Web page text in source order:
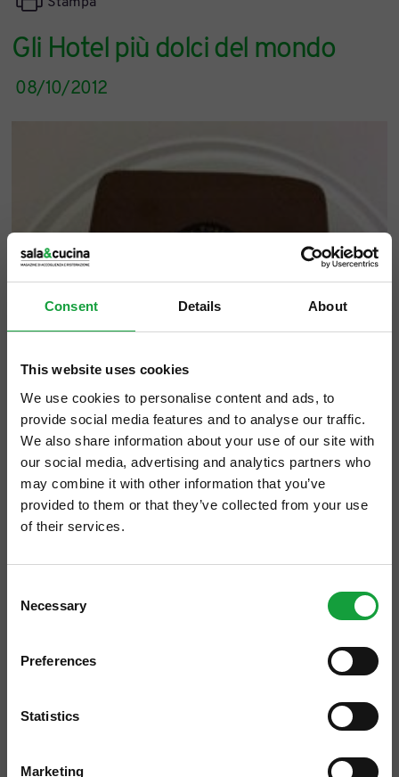
Consent Details About
This website uses cookies
We use cookies to personalise content and ads, to
provide social media features and to analyse our traffic.
We also share information about your use of our site with
our social media, advertising and analytics partners who
may combine it with other information that you’ve
provided to them or that they’ve collected from your use
of their services.
Selection
Necessary
Preferences
Statistics
Marketing
Gli Hotel più dolci del mondo
08/10/2012
Scrivi di Sacher e ti capiterà sicuramente
basta che il suo ingrediente principale, il
di Sacher e mi arriva un'Imperial, anzi tre.
questa gustosa prelibatezza viennese chissà
ISCRIVITI ALLA NEWSLETTER
Resta aggiornato su tutte le ultime novita nel campo